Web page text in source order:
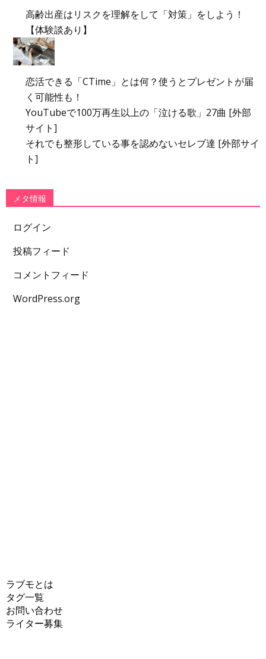
高齢出産はリスクを理解をして「対策」をしよう！
【体験談あり】
恋活できる「CTime」とは何？使うとプレゼントが届
く可能性も！
YouTubeで100万再生以上の「泣ける歌」27曲 [外部
サイト]
それでも整形している事を認めないセレブ達 [外部サイ
ト]
メタ情報
ログイン
投稿フィード
コメントフィード
WordPress.org
ラブモとは
タグ一覧
お問い合わせ
ライター募集